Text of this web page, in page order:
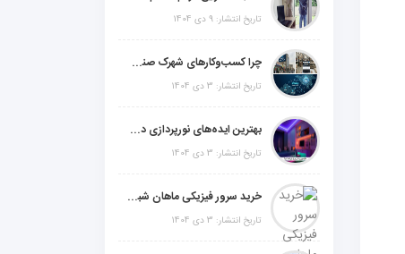
تاریخ انتشار: 9 دی 1404
چرا کسب‌وکارهای شهرک صنعتی چهاردانگه فوراً به طراحی سایت نیاز دارند؟
تاریخ انتشار: 3 دی 1404
بهترین ایده‌های نورپردازی دکوراتیو با ال ای دی برای منزل، فروشگاه و دفتر کار
تاریخ انتشار: 3 دی 1404
خرید سرور فیزیکی ماهان شبکه ایرانیان
تاریخ انتشار: 3 دی 1404